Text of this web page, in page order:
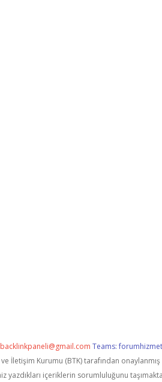
backlinkpaneli@gmail.com Teams:
İletişim Kurumu (BTK) tarafından
yazdıkları içeriklerin sorumluluğunu